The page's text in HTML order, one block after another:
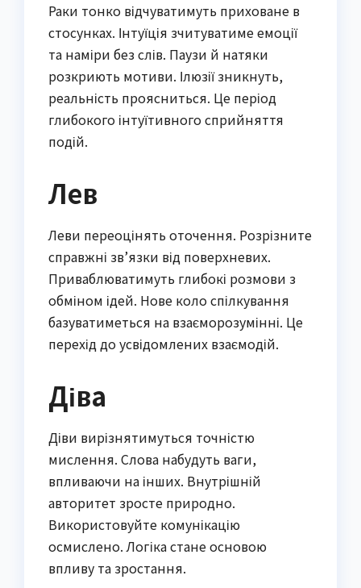
Раки тонко відчуватимуть приховане в
стосунках. Інтуїція зчитуватиме емоції
та наміри без слів. Паузи й натяки
розкриють мотиви. Ілюзії зникнуть,
реальність проясниться. Це період
глибокого інтуїтивного сприйняття
подій.
Лев
Леви переоцінять оточення. Розрізните
справжні зв’язки від поверхневих.
Приваблюватимуть глибокі розмови з
обміном ідей. Нове коло спілкування
базуватиметься на взаєморозумінні. Це
перехід до усвідомлених взаємодій.
Діва
Діви вирізнятимуться точністю
мислення. Слова набудуть ваги,
впливаючи на інших. Внутрішній
авторитет зросте природно.
Використовуйте комунікацію
осмислено. Логіка стане основою
впливу та зростання.